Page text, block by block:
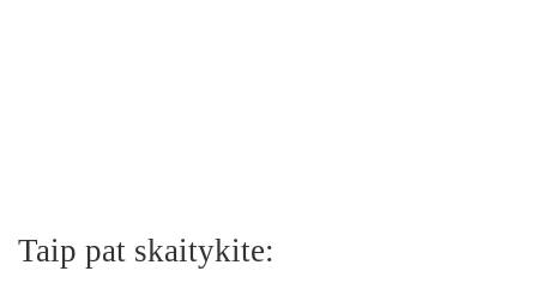
Taip pat skaitykite: